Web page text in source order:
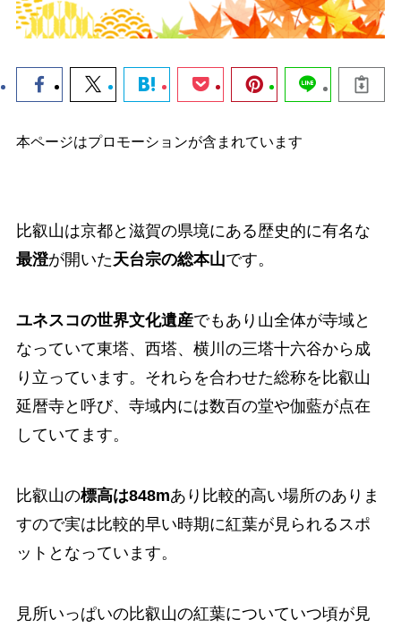
本ページはプロモーションが含まれています
比叡山は京都と滋賀の県境にある歴史的に有名な
最澄が開いた天台宗の総本山です。
ユネスコの世界文化遺産でもあり山全体が寺域と
なっていて東塔、西塔、横川の三塔十六谷から成
り立っています。それらを合わせた総称を比叡山
延暦寺と呼び、寺域内には数百の堂や伽藍が点在
していてます。
比叡山の標高は848mあり比較的高い場所のありま
すので実は比較的早い時期に紅葉が見られるスポ
ットとなっています。
見所いっぱいの比叡山の紅葉についていつ頃が見